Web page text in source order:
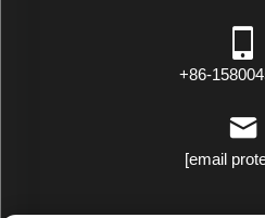
+86-
[email